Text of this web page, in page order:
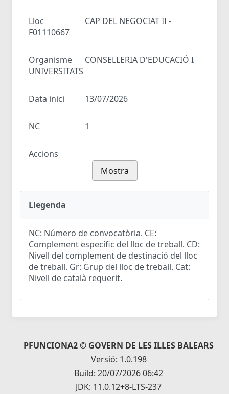
Lloc
CAP DEL NEGOCIAT II -
F01110667
Organisme
CONSELLERIA D'EDUCACIÓ I
UNIVERSITATS
Data inici 13/07/2026
NC 1
Accions
Mostra
Llegenda
NC: Número de convocatòria. CE:
Complement específic del lloc de treball. CD:
Nivell del complement de destinació del lloc
de treball. Gr: Grup del lloc de treball. Cat:
Nivell de català requerit.
PFUNCIONA2 © GOVERN DE LES ILLES BALEARS
Versió: 1.0.198
Build: 20/07/2026 06:42
JDK: 11.0.12+8-LTS-237